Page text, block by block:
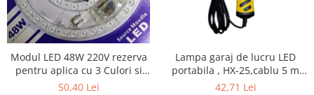
Modul LED 48W 220V rezerva
pentru aplica cu 3 Culori si
telecomanda
50,40 Lei
Lampa garaj de lucru LED
portabila , HX-25,cablu 5 m
100 led 2835 220V
42,71 Lei